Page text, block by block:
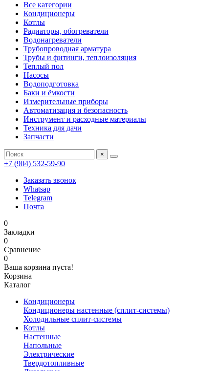
Все категории
Кондиционеры
Котлы
Радиаторы, обогреватели
Водонагреватели
Трубопроводная арматура
Трубы и фитинги, теплоизоляция
Теплый пол
Насосы
Водоподготовка
Баки и ёмкости
Измерительные приборы
Автоматизация и безопасность
Инструмент и расходные материалы
Техника для дачи
Запчасти
×
+7 (904) 532-59-90
Заказать звонок
Whatsap
Telegram
Почта
0
Закладки
0
Сравнение
0
Ваша корзина пуста!
Корзина
Каталог
Кондиционеры
Кондиционеры настенные (сплит-системы)
Холодильные сплит-системы
Котлы
Настенные
Напольные
Электрические
Твердотопливные